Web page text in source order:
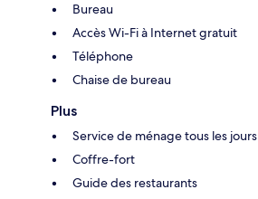
Bureau
Accès Wi-Fi à Internet gratuit
Téléphone
Chaise de bureau
Plus
Service de ménage tous les jours
Coffre-fort
Guide des restaurants